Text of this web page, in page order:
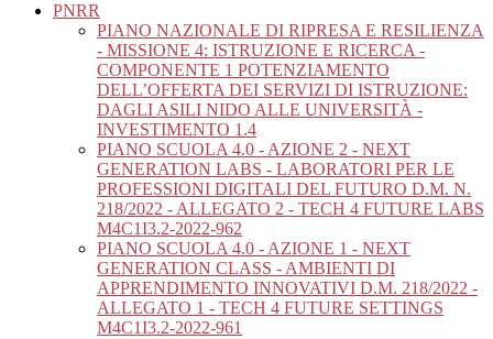
PNRR
PIANO NAZIONALE DI RIPRESA E RESILIENZA
- MISSIONE 4: ISTRUZIONE E RICERCA -
COMPONENTE 1 POTENZIAMENTO
DELL’OFFERTA DEI SERVIZI DI ISTRUZIONE:
DAGLI ASILI NIDO ALLE UNIVERSITÀ -
INVESTIMENTO 1.4
PIANO SCUOLA 4.0 - AZIONE 2 - NEXT
GENERATION LABS - LABORATORI PER LE
PROFESSIONI DIGITALI DEL FUTURO D.M. N.
218/2022 - ALLEGATO 2 - TECH 4 FUTURE LABS
M4C1I3.2-2022-962
PIANO SCUOLA 4.0 - AZIONE 1 - NEXT
GENERATION CLASS - AMBIENTI DI
APPRENDIMENTO INNOVATIVI D.M. 218/2022 -
ALLEGATO 1 - TECH 4 FUTURE SETTINGS
M4C1I3.2-2022-961